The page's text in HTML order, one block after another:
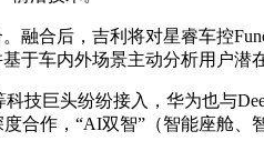
合后，吉利将对星睿车控
车内外场景主动分析用户潜
巨头纷纷接入，华为也与
合作，“AI双智”（智能座舱、